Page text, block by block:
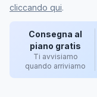
cliccando qui.
Consegna al
piano gratis
Ti avvisiamo
quando arriviamo